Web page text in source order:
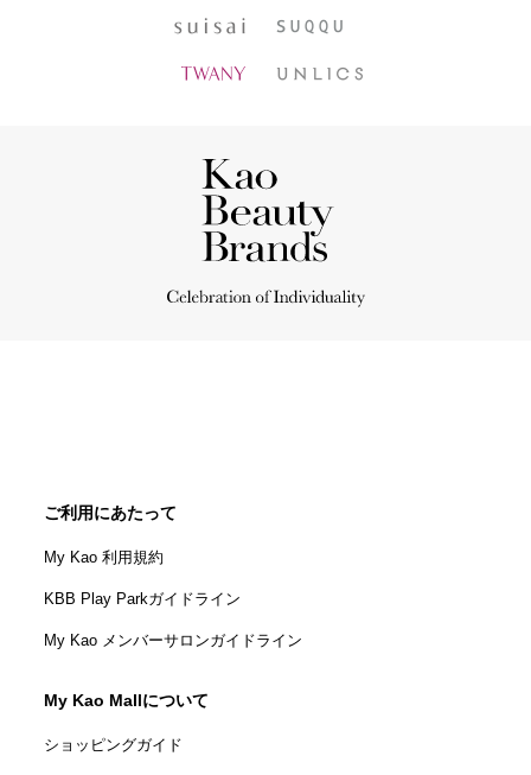
ご利用にあたって
My Kao 利用規約
KBB Play Parkガイドライン
My Kao メンバーサロンガイドライン
My Kao Mallについて
ショッピングガイド